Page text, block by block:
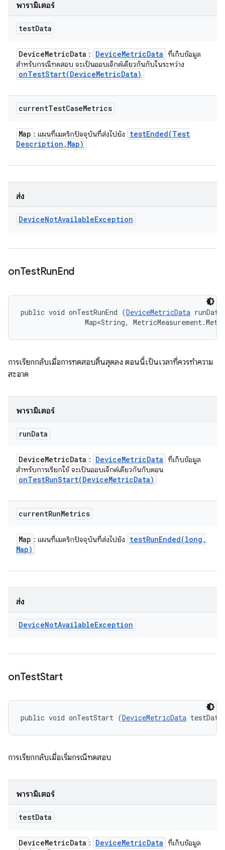
พารามิเตอร์
testData
DeviceMetricData : DeviceMetricData ที่เก็บข้อมูล
สำหรับกรณีทดสอบ จะเป็นออบเจ็กต์เดียวกันกับในระหว่าง
onTestStart(DeviceMetricData)
currentTestCaseMetrics
Map : แผนที่เมตริกปัจจุบันที่ส่งไปยัง testEnded(Test
Description , Map)
ส่ง
DeviceNotAvailableException
onTestRunEnd
public void onTestRunEnd (DeviceMetricData
Map<String,
การเรียกกลับเมื่อการทดสอบสิ้นสุดลง ตอนนี้เป็นเวลาที่ควรทำความ
สะอาด
พารามิเตอร์
runData
DeviceMetricData : DeviceMetricData ที่เก็บข้อมูล
สําหรับการเรียกใช้ จะเป็นออบเจ็กต์เดียวกันกับตอน
onTestRunStart(DeviceMetricData)
currentRunMetrics
Map : แผนที่เมตริกปัจจุบันที่ส่งไปยัง testRunEnded(long ,
Map)
ส่ง
DeviceNotAvailableException
onTestStart
public void onTestStart (DeviceMetricData
การเรียกกลับเมื่อเริ่มกรณีทดสอบ
พารามิเตอร์
testData
DeviceMetricData : DeviceMetricData ที่เก็บข้อมูล